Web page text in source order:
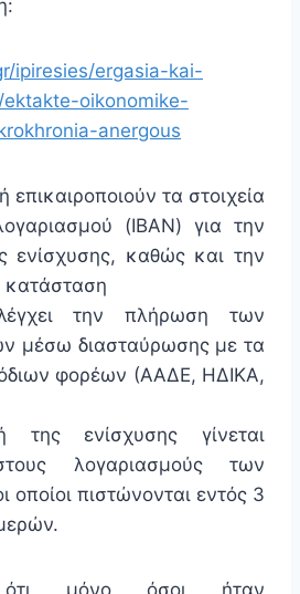
ipiresies/ergasia-kai-
oikonomike-
anergous
τα στοιχεία
(IBAN) για την
ενίσχυσης, καθώς και την
κατάσταση
την πλήρωση των
μέσω διασταύρωσης με τα
φορέων (ΑΑΔΕ, ΗΔΙΚΑ,
της ενίσχυσης γίνεται
λογαριασμούς των
οποίοι πιστώνονται εντός 3